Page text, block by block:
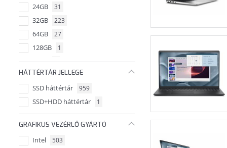
24GB 31
32GB 223
64GB 27
128GB 1
48GB 1
192GB 1
96GB 2
HÁTTÉRTÁR JELLEGE
SSD háttértár 959
SSD+HDD háttértár 1
GRAFIKUS VEZÉRLŐ GYÁRTÓ
Intel 503